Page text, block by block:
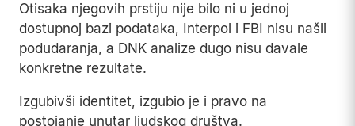
Otisaka njegovih prstiju nije bilo ni u jednoj
dostupnoj bazi podataka, Interpol i FBI nisu našli
podudaranja, a DNK analize dugo nisu davale
konkretne rezultate.
Izgubivši identitet, izgubio je i pravo na
postojanje unutar ljudskog društva.